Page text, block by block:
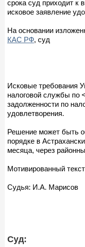
срока суд приходит к
исковое заявление
На основании
КАС РФ, суд
Исковые требования
налоговой службы по
задолженности по
удовлетворения.
Решение может быть
порядке в
месяца, через
Мотивированный
Судья: И.А. Марисов
Суд: